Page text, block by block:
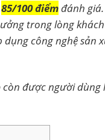
85/100 điểmđánh giá.
trong lòng
công nghệ sản
còn được người dùng